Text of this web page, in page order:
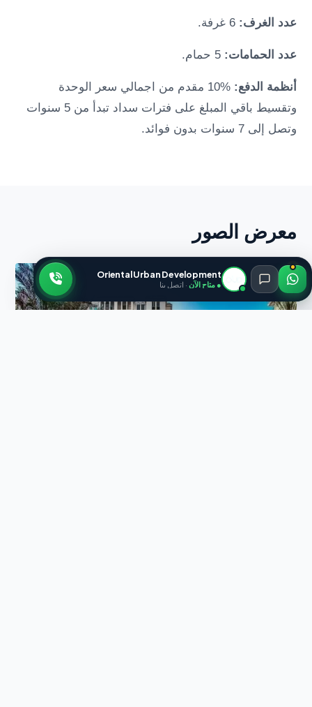
عدد الغرف: 6 غرفة.
عدد الحمامات: 5 حمام.
أنظمة الدفع:
%10 مقدم من اجمالي سعر الوحدة
وتقسيط باقي المبلغ على فترات سداد تبدأ من 5 سنوات
وتصل إلى 7 سنوات بدون فوائد.
معرض الصور
Oriental Urban Development
● متاح الآن · اتصل بنا